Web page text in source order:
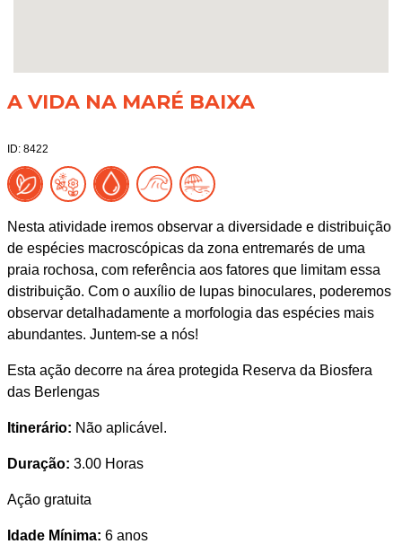
A VIDA NA MARÉ BAIXA
ID: 8422
Nesta atividade iremos observar a diversidade e distribuição
de espécies macroscópicas da zona entremarés de uma
praia rochosa, com referência aos fatores que limitam essa
distribuição. Com o auxílio de lupas binoculares, poderemos
observar detalhadamente a morfologia das espécies mais
abundantes. Juntem-se a nós!
Esta ação decorre na área protegida Reserva da Biosfera
das Berlengas
Itinerário: Não aplicável.
Duração: 3.00 Horas
Ação gratuita
Idade Mínima: 6 anos